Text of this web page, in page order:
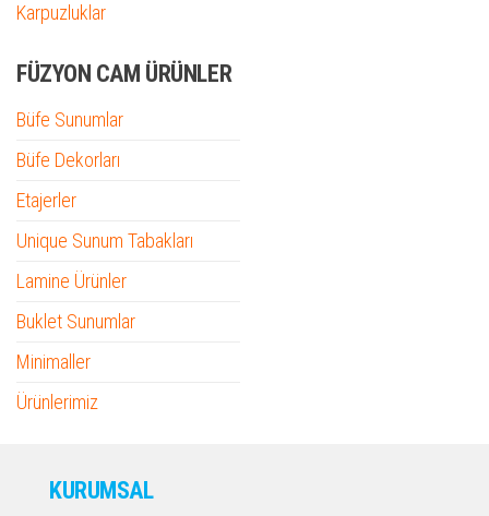
Karpuzluklar
FÜZYON CAM ÜRÜNLER
Büfe Sunumlar
Büfe Dekorları
Etajerler
Unique Sunum Tabakları
Lamine Ürünler
Buklet Sunumlar
Minimaller
Ürünlerimiz
KURUMSAL